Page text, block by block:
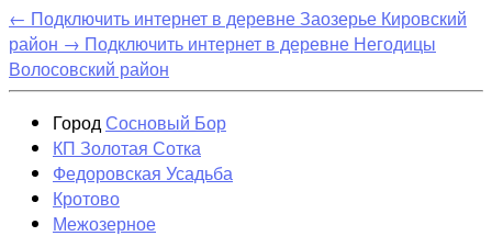
← Подключить интернет в деревне Заозерье Кировский
район → Подключить интернет в деревне Негодицы
Волосовский район
ГородСосновый Бор
КП Золотая Сотка
Федоровская Усадьба
Кротово
Межозерное